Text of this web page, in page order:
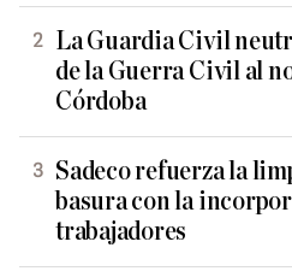
La Guardia Civil
de la Guerra Civil al
Córdoba
Sadeco refuerza la
basura con la
trabajadores